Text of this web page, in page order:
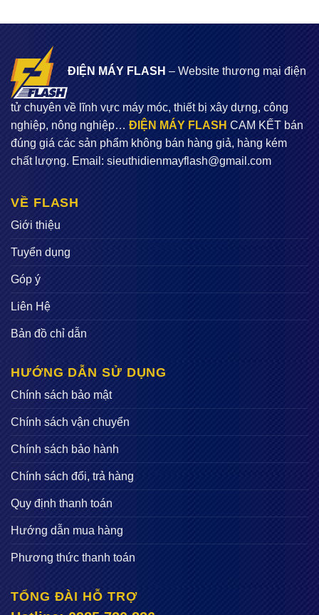
ĐIỆN MÁY FLASH – Website thương mại điện
tử chuyên về lĩnh vực máy móc, thiết bị xây dựng, công
nghiệp, nông nghiệp… ĐIỆN MÁY FLASH CAM KẾT bán
đúng giá các sản phẩm không bán hàng giả, hàng kém
chất lượng. Email: sieuthidienmayflash@gmail.com
VỀ FLASH
Giới thiệu
Tuyển dụng
Góp ý
Liên Hệ
Bản đồ chỉ dẫn
HƯỚNG DẪN SỬ DỤNG
Chính sách bảo mật
Chính sách vận chuyển
Chính sách bảo hành
Chính sách đổi, trả hàng
Quy định thanh toán
Hướng dẫn mua hàng
Phương thức thanh toán
TỔNG ĐÀI HỖ TRỢ